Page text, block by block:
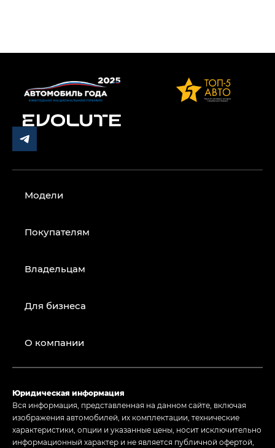
Модели
Покупателям
Владельцам
Для бизнеса
О компании
Юридическая информация
Вся информация, представленная на данном сайте, включая
изображения автомобилей, их комплектации, технические
характеристики, опции и указанные цены, носит исключительно
информационный характер и не является публичной офертой,